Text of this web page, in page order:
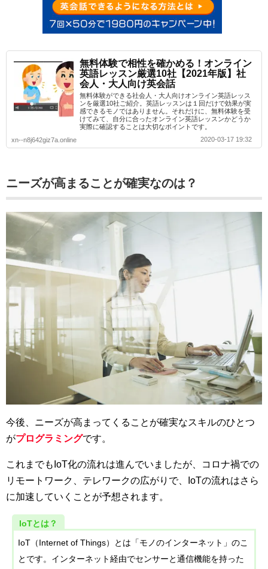
無料体験で相性を確かめる！オンライン
英語レッスン厳選10社【2021年版】社
会人・大人向け英会話
無料体験ができる社会人・大人向けオンライン英語レッス
ンを厳選10社ご紹介。英語レッスンは１回だけで効果が実
感できるモノではありません。それだけに、無料体験を受
けてみて、自分に合ったオンライン英語レッスンかどうか
実際に確認することは大切なポイントです。
xn--n8j642giz7a.online
2020-03-17 19:32
ニーズが高まることが確実なのは？
今後、ニーズが高まってくることが確実なスキルのひとつ
がプログラミングです。
これまでもIoT化の流れは進んでいましたが、コロナ禍での
リモートワーク、テレワークの広がりで、IoTの流れはさら
に加速していくことが予想されます。
IoTとは？
IoT（Internet of Things）とは「モノのインターネット」のこ
とです。インターネット経由でセンサーと通信機能を持った